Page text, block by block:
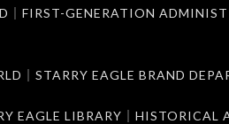
｜FIRST-GENERATION
｜STARRY EAGLE BRAND
EAGLE LIBRARY｜HISTORICAL